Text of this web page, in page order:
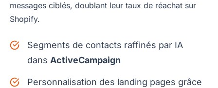
messages ciblés, doublant leur taux de réachat sur
Shopify.
Segments de contacts raffinés par IA
dans ActiveCampaign
Personnalisation des landing pages grâce